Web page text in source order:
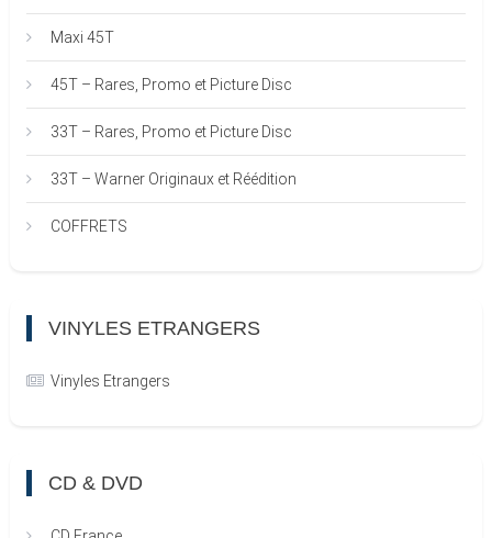
Maxi 45T
45T – Rares, Promo et Picture Disc
33T – Rares, Promo et Picture Disc
33T – Warner Originaux et Réédition
COFFRETS
VINYLES ETRANGERS
Vinyles Etrangers
CD & DVD